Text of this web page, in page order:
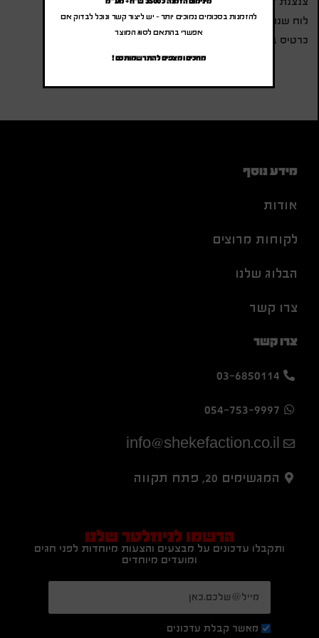
לוח שנה מגנטי
כרטיס ברכה
מידע נוסף
אודות
לקוחות מרוצים
הבלוג שלנו
צרו קשר
צרו קשר
03-6850114
054-753-9997
info@shekefaction.co.il
המגשימים 20, פתח תקווה
הרשמו לניוזלטר שלנו
ותקבלו עדכונים על מבצעים והצעות מיוחדות לפני חגים
ומועדים מיוחדים
מאשר קבלת עדכונים
להזמנות בסכומים נמוכים יותר – יש ליצור קשר ונוכל לבדוק אם
אפשרי בהתאם לסוג המוצר
מחכים ומצפים להתרשמותכם !